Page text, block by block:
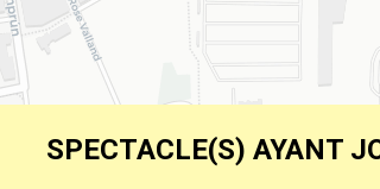
SPECTACLE(S) AYANT